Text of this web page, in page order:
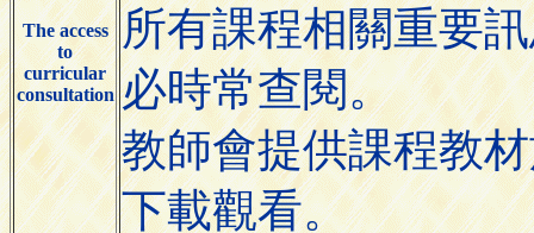
The access
to
curricular
consultation
所有課程相關重要
必時常查閱。
教師會提供課程教
下載觀看。